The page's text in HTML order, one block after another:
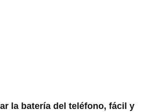
la batería del teléfono, fácil y